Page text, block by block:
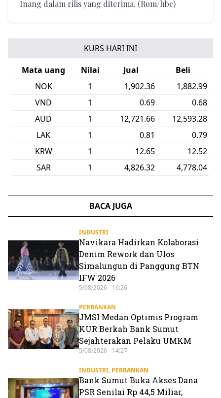
Inang dalam rilis yang diterima. (Rom/hbc)
KURS HARI INI
Mata uang
Nilai Jual
Beli
NOK
1 1,902.36
1,882.99
VND
1 0.69
0.68
AUD
1 12,721.66
12,593.28
LAK
1 0.81
0.79
KRW
1 12.65
12.52
SAR
1 4,826.32 4,778.04
BACA JUGA
INDUSTRI
Navikara Hadirkan Kolaborasi
Denim Rework dan Ulos
Simalungun di Panggung BTN
IFW 2026
5/08/2026 - 16:26
PERBANKAN
JMSI Medan Optimis Program
KUR Berkah Bank Sumut
Sejahterakan Pelaku UMKM
5/08/2026 - 14:27
INDUSTRI, PERBANKAN
Bank Sumut Buka Akses Dana
PSR Senilai Rp 44,5 Miliar,